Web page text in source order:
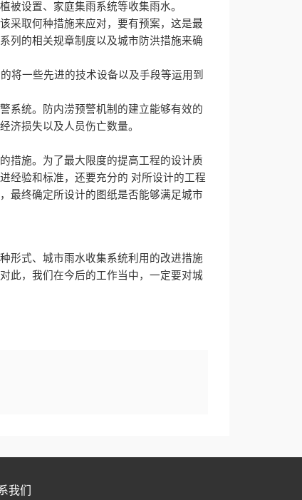
被设置、家庭集雨系统等收集雨水。
采取何种措施来应对，要有预案，这是最
列的相关规章制度以及城市防洪措施来确
将一些先进的技术设备以及手段等运用到
系统。防内涝预警机制的建立能够有效的
济损失以及人员伤亡数量。
措施。为了最大限度的提高工程的设计质
经验和标准，还要充分的 对所设计的工程
最终确定所设计的图纸是否能够满足城市
形式、城市雨水收集系统利用的改进措施
此，我们在今后的工作当中，一定要对城
我们